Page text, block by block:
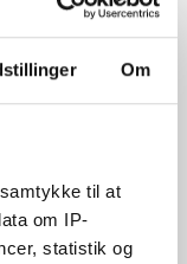
Om
til at
om IP-
statistik og
træningen
træning.